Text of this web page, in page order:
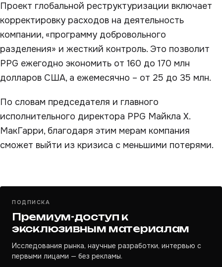
Проект глобальной реструктуризации включает
корректировку расходов на деятельность
компании, «программу добровольного
разделения» и жесткий контроль. Это позволит
PPG ежегодно экономить от 160 до 170 млн
долларов США, а ежемесячно – от 25 до 35 млн.
По словам председателя и главного
исполнительного директора PPG Майкла Х.
МакГарри, благодаря этим мерам компания
сможет выйти из кризиса с меньшими потерями.
ПОДПИСКА
Премиум-доступ к
эксклюзивным материалам
Исследования рынка, научные разработки, интервью с
первыми лицами — без рекламы.